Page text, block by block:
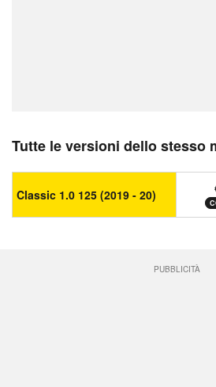
Tutte le versioni dello stesso
Classic 1.0 125 (2019 - 20)
PUBBLICITÀ